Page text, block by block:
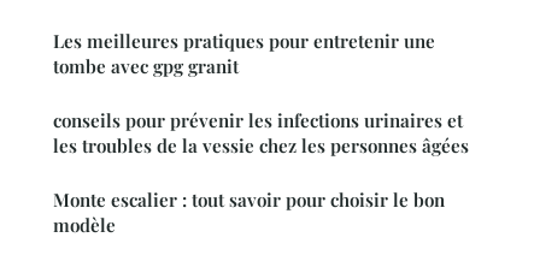
Les meilleures pratiques pour entretenir une
tombe avec gpg granit
conseils pour prévenir les infections urinaires et
les troubles de la vessie chez les personnes âgées
Monte escalier : tout savoir pour choisir le bon
modèle